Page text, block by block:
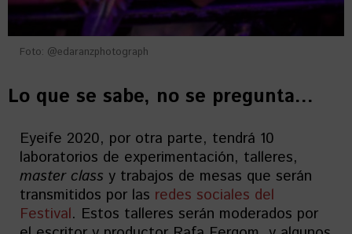
Foto: @edaranzphotograph
Lo que se sabe, no se pregunta…
Eyeife 2020, por otra parte, tendrá 10
laboratorios de experimentación, talleres,
master class y trabajos de mesas que serán
transmitidos por las redes sociales del
Festival. Estos talleres serán moderados por